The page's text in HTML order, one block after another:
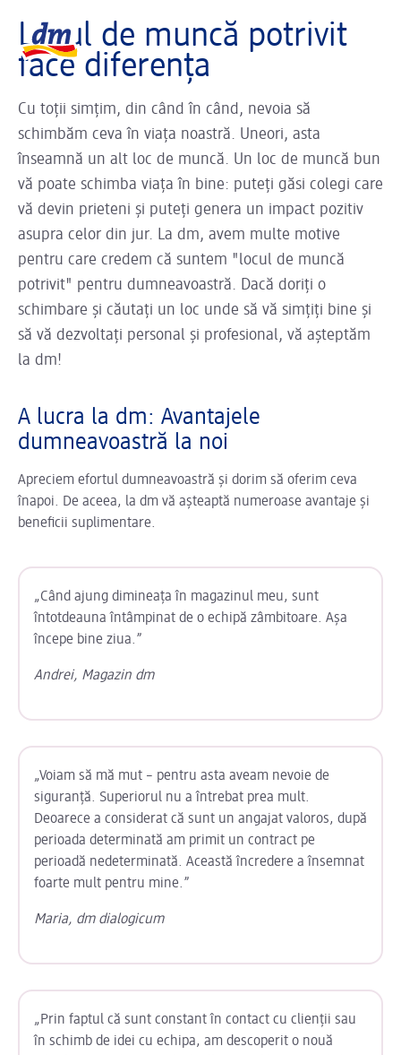
Logo dm, reveniți la pagina de pornire
Locul de muncă potrivit
face diferența
Cu toții simțim, din când în când, nevoia să
schimbăm ceva în viața noastră. Uneori, asta
înseamnă un alt loc de muncă. Un loc de muncă bun
vă poate schimba viața în bine: puteți găsi colegi care
vă devin prieteni și puteți genera un impact pozitiv
asupra celor din jur. La dm, avem multe motive
pentru care credem că suntem "locul de muncă
potrivit" pentru dumneavoastră. Dacă doriți o
schimbare și căutați un loc unde să vă simțiți bine și
să vă dezvoltați personal și profesional, vă așteptăm
la dm!
A lucra la dm: Avantajele
dumneavoastră la noi
Apreciem efortul dumneavoastră și dorim să oferim ceva
înapoi. De aceea, la dm vă așteaptă numeroase avantaje și
beneficii suplimentare.
„Când ajung dimineața în magazinul meu, sunt
întotdeauna întâmpinat de o echipă zâmbitoare. Așa
începe bine ziua.”
Andrei, Magazin dm
„Voiam să mă mut – pentru asta aveam nevoie de
siguranță. Superiorul nu a întrebat prea mult.
Deoarece a considerat că sunt un angajat valoros, după
perioada determinată am primit un contract pe
perioadă nedeterminată. Această încredere a însemnat
foarte mult pentru mine.”
Maria, dm dialogicum
„Prin faptul că sunt constant în contact cu clienții sau
în schimb de idei cu echipa, am descoperit o nouă